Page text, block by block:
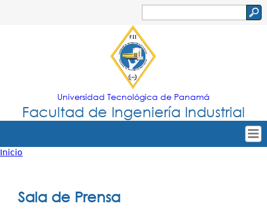
Jump to navigation
de
búsqueda
Universidad Tecnológica de Panamá
Facultad de Ingeniería Industrial
Tropical
Principal
Oferta Académica
está
Inicio
Sala de Prensa